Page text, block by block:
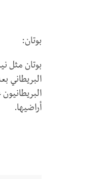
بوتان:
بوتان مثل
أراضيها.